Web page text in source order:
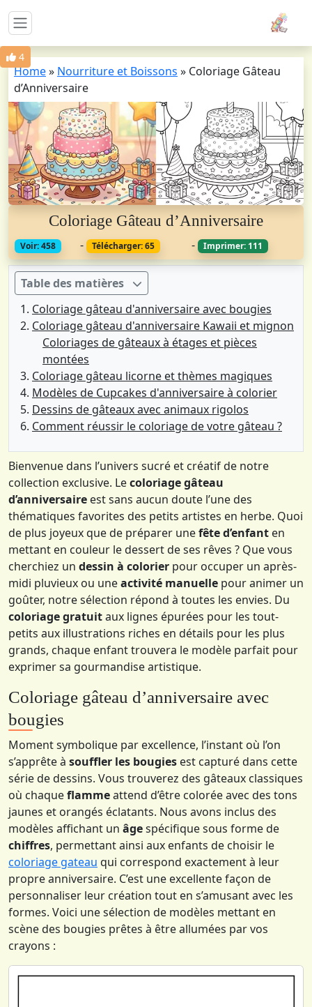
4
Home» Nourriture et Boissons » Coloriage Gâteau
d’Anniversaire
Coloriage Gâteau d’Anniversaire
Voir: 458 - Télécharger: 65 - Imprimer: 111
Table des matières
Coloriage gâteau d'anniversaire avec bougies
Coloriage gâteau d'anniversaire Kawaii et mignon
Coloriages de gâteaux à étages et pièces
montées
Coloriage gâteau licorne et thèmes magiques
Modèles de Cupcakes d'anniversaire à colorier
Dessins de gâteaux avec animaux rigolos
Comment réussir le coloriage de votre gâteau ?
Bienvenue dans l’univers sucré et créatif de notre
collection exclusive. Lecoloriage gâteau
d’anniversaire est sans aucun doute l’une des
thématiques favorites des petits artistes en herbe. Quoi
de plus joyeux que de préparer unefête d’enfant en
mettant en couleur le dessert de ses rêves ? Que vous
cherchiez un dessin à colorier pour occuper un après-
midi pluvieux ou uneactivité manuelle pour animer un
goûter, notre sélection répond à toutes les envies. Du
coloriage gratuitaux lignes épurées pour les tout-
petits aux illustrations riches en détails pour les plus
grands, chaque enfant trouvera le modèle parfait pour
exprimer sa gourmandise artistique.
Coloriage gâteau d’anniversaire avec
bougies
Moment symbolique par excellence, l’instant où l’on
s’apprête à souffler les bougies est capturé dans cette
série de dessins. Vous trouverez des gâteaux classiques
où chaqueflammeattend d’être colorée avec des tons
jaunes et orangés éclatants. Nous avons inclus des
modèles affichant un âgespécifique sous forme de
chiffres, permettant ainsi aux enfants de choisir le
coloriage gateau qui correspond exactement à leur
propre anniversaire. C’est une excellente façon de
personnaliser leur création tout en s’amusant avec les
formes. Voici une sélection de modèles mettant en
scène des bougies prêtes à être allumées par vos
crayons :